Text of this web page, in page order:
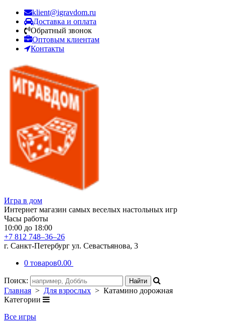
klient@igravdom.ru
Доставка и оплата
Обратный звонок
Оптовым клиентам
Контакты
Игра в дом
Интернет магазин самых веселых настольных игр
Часы работы
10:00 до 18:00
+7 812 748–36–26
г. Санкт-Петербург ул. Севастьянова, 3
0 товаров0.00
Поиск:
Главная > Для взрослых > Катамино дорожная
Категории
Все игры